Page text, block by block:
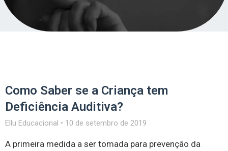
Como Saber se a Criança tem
Deficiência Auditiva?
Ellu Educacional 10 de setembro de 2019
A primeira medida a ser tomada para prevenção da